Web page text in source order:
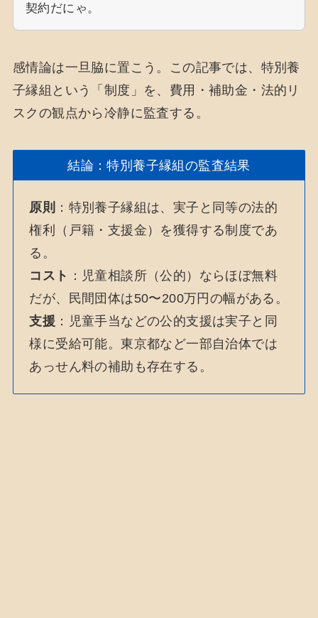
契約だにゃ。
感情論は一旦脇に置こう。この記事では、特別養
子縁組という「制度」を、費用・補助金・法的リ
スクの観点から冷静に監査する。
結論：特別養子縁組の監査結果
原則 ：特別養子縁組は、実子と同等の法的
権利（戸籍・支援金）を獲得する制度であ
る。
コスト ：児童相談所（公的）ならほぼ無料
だが、民間団体は50〜200万円の幅がある。
支援 ：児童手当などの公的支援は実子と同
様に受給可能。東京都など一部自治体では
あっせん料の補助も存在する。